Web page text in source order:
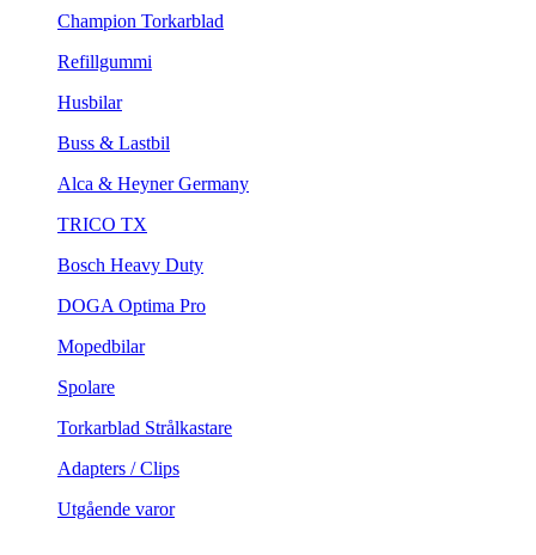
Champion Torkarblad
Refillgummi
Husbilar
Buss & Lastbil
Alca & Heyner Germany
TRICO TX
Bosch Heavy Duty
DOGA Optima Pro
Mopedbilar
Spolare
Torkarblad Strålkastare
Adapters / Clips
Utgående varor